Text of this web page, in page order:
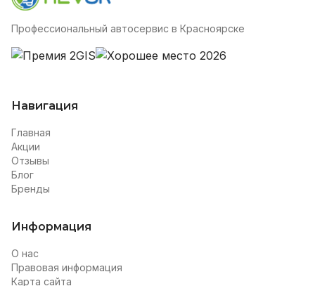
Профессиональный автосервис в Красноярске
Навигация
Главная
Акции
Отзывы
Блог
Бренды
Информация
О нас
Правовая информация
Карта сайта